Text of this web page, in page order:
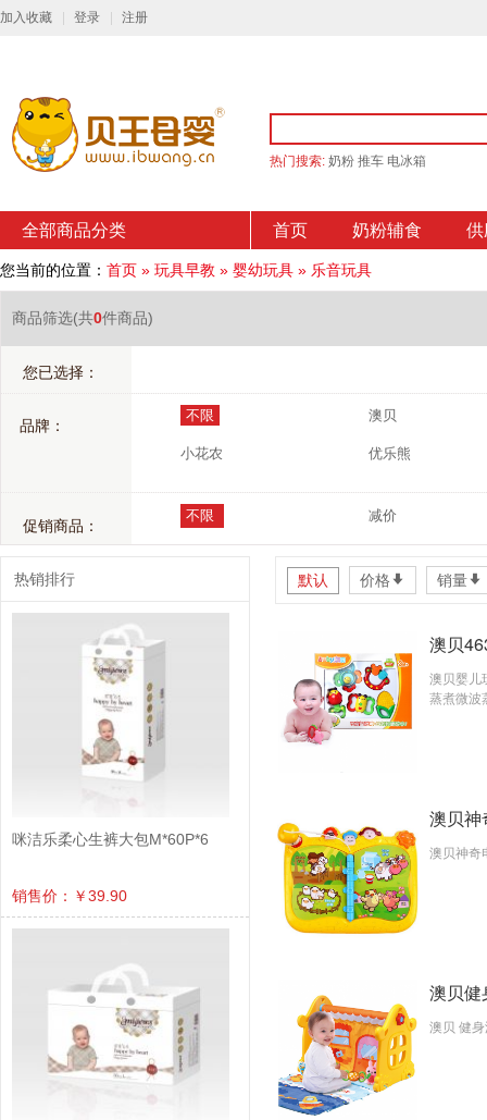
加入收藏 登录 注册
热门搜索: 奶粉 推车 电冰箱
全部商品分类 首页 奶粉辅食 供
您当前的位置： 首页 » 玩具早教 » 婴幼玩具 » 乐音玩具
商品筛选(共0件商品)
您已选择：
品牌：
不限 澳贝
小花农 优乐熊
促销商品：
不限 减价
默认 价格 * 销量*
澳贝
澳贝婴儿
蒸煮微波
澳贝神
澳贝神奇
澳贝健
澳贝 健
热销排行
咪洁乐柔心生裤大包M*60P*6
销售价：￥39.90